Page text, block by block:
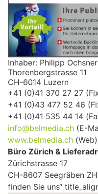
Inhaber: Philipp Ochsner
Thorenbergstrasse 11
CH-6014 Luzern
+41 (0)41 370 27 27
+41 (0)43 477 52 46
+41 (0)41 535 44 14
info@belmedia.ch (E-
www.belmedia.ch (Web)
Büro Zürich &
Zürichstrasse 17
CH-8607 Seegräben
finden Sie uns“